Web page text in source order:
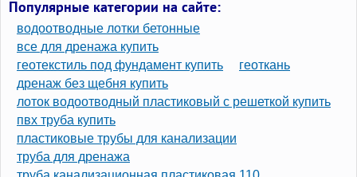
Популярные категории на сайте:
водоотводные лотки бетонные
все для дренажа купить
геотекстиль под фундамент купить
геоткань
дренаж без щебня купить
лоток водоотводный пластиковый с решеткой купить
пвх труба купить
пластиковые трубы для канализации
труба для дренажа